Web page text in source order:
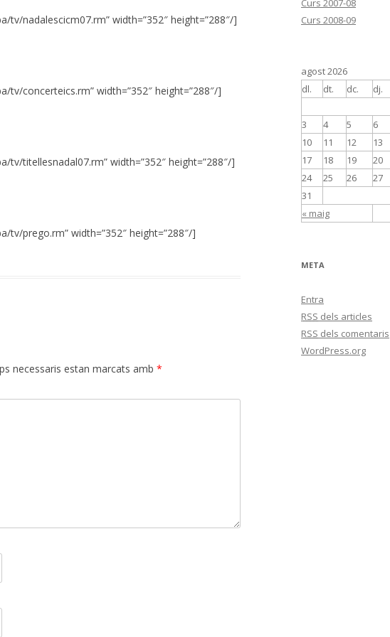
nadalescicm07.rm” width=”352″ height=”288″/]
tv/concerteics.rm” width=”352″ height=”288″/]
tv/titellesnadal07.rm” width=”352″ height=”288″/]
tv/prego.rm” width=”352″ height=”288″/]
necessaris estan marcats amb *
Curs 2007-08
Curs 2008-09
agost 2026
dl.
dt. dc. dj.
« maig
3
4 5 6
10
11 12 13
17
18 19 20
24
25 26 27
31
META
Entra
RSS dels articles
RSS dels comentaris
WordPress.org